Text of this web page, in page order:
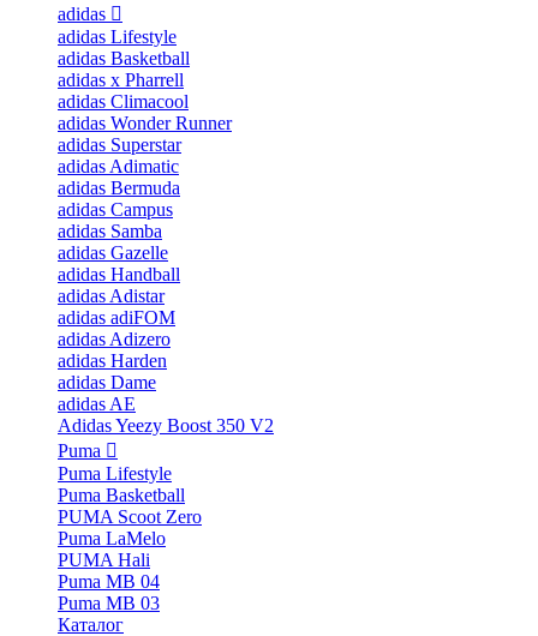
adidas
adidas Lifestyle
adidas Basketball
adidas x Pharrell
adidas Climacool
adidas Wonder Runner
adidas Superstar
adidas Adimatic
adidas Bermuda
adidas Campus
adidas Samba
adidas Gazelle
adidas Handball
adidas Adistar
adidas adiFOM
adidas Adizero
adidas Harden
adidas Dame
adidas AE
Adidas Yeezy Boost 350 V2
Puma
Puma Lifestyle
Puma Basketball
PUMA Scoot Zero
Puma LaMelo
PUMA Hali
Puma MB 04
Puma MB 03
Каталог